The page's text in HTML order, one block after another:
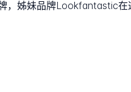
姊妹品牌Lookfantastic在